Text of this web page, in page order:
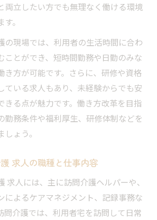
両立したい方でも無理なく働ける環境
。
の現場では、利用者の生活時間に合わ
ことができ、短時間勤務や日勤のみな
き方が可能です。さらに、研修や資格
ている求人もあり、未経験からでも安
きる点が魅力です。働き方改革を目指
勤務条件や福利厚生、研修体制などを
ょう。
求人の職種と仕事内容
求人には、主に訪問介護ヘルパーや、
によるケアマネジメント、記録事務な
問介護では、利用者宅を訪問して日常